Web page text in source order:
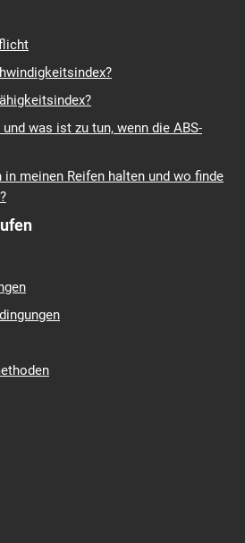
was ist zu tun, wenn die ABS-
meinen Reifen halten und wo finde